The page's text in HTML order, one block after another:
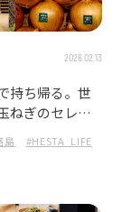
島観光 #淡路島カフェ
2026.02.13
持ち帰る。世
ねぎのセレク
淡路島たまね
島 #HESTA_LIFE